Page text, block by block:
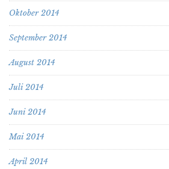
Oktober 2014
September 2014
August 2014
Juli 2014
Juni 2014
Mai 2014
April 2014